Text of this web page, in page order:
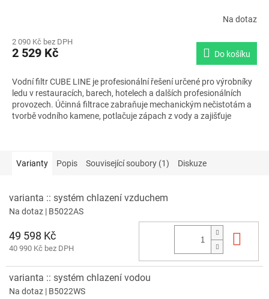
Na dotaz
2 090 Kč bez DPH
2 529 Kč Do košíku
Vodní filtr CUBE LINE je profesionální řešení určené pro výrobníky
ledu v restauracích, barech, hotelech a dalších profesionálních
provozech. Účinná filtrace zabraňuje mechanickým nečistotám a
tvorbě vodního kamene, potlačuje zápach z vody a zajišťuje
Varianty Popis Související soubory (1) Diskuze
varianta :: systém chlazení vzduchem
Na dotaz | B5022AS
49 598 Kč
40 990 Kč bez DPH
varianta :: systém chlazení vodou
Na dotaz | B5022WS